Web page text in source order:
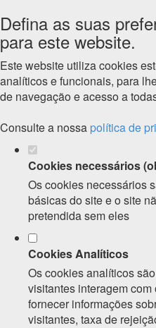
Defina as suas
para este website.
Este website utiliza cookies
analíticos e funcionais, para
de navegação e acesso a
Consulte a nossa política de
Cookies necessários
Os cookies necessários
básicas do site e o site
pretendida sem eles
Cookies Analíticos
Os cookies analíticos
visitantes interagem
fornecer informações
visitantes, taxa de